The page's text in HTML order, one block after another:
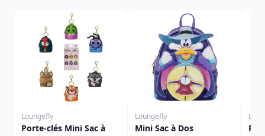
Loungefly
Porte-clés Mini Sac à
Loungefly
Mini Sac à Dos